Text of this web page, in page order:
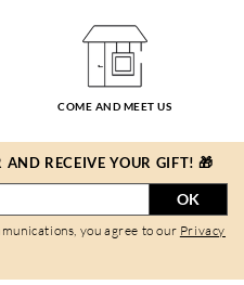
COME AND MEET US
AND RECEIVE YOUR GIFT! 🎁
OK
you agree to our Privacy